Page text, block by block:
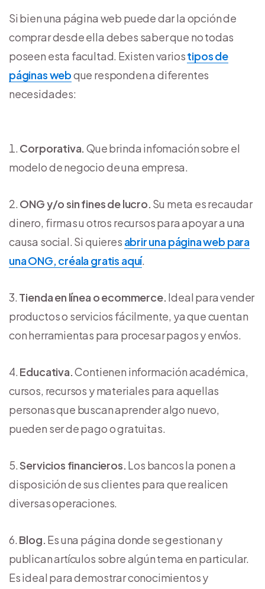
Si bien una página web puede dar la opción de
comprar desde ella debes saber que no todas
poseen esta facultad. Existen variostipos de
páginas webque responden a diferentes
necesidades:
Corporativa. Que brinda infomación sobre el
modelo de negocio de una empresa.
ONG y/o sin fines de lucro. Su meta es recaudar
dinero, firmas u otros recursos para apoyar a una
causa social. Si quieres abrir una página web para
una ONG, créala gratis aquí.
Tienda en línea o ecommerce. Ideal para vender
productos o servicios fácilmente, ya que cuentan
con herramientas para procesar pagos y envíos.
Educativa.Contienen información académica,
cursos, recursos y materiales para aquellas
personas que buscan aprender algo nuevo,
pueden ser de pago o gratuitas.
Servicios financieros. Los bancos la ponen a
disposición de sus clientes para que realicen
diversas operaciones.
Blog. Es una página donde se gestionan y
publican artículos sobre algún tema en particular.
Es ideal para demostrar conocimientos y